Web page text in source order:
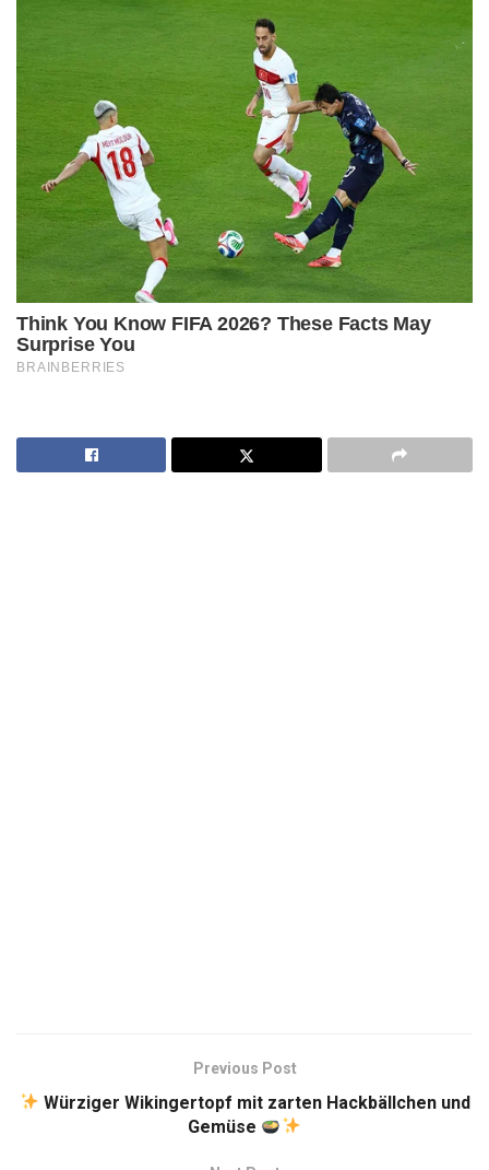
Previous Post
Würziger Wikingertopf mit zarten Hackbällchen und
Gemüse